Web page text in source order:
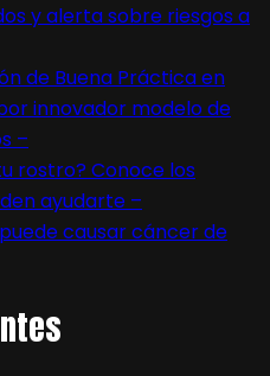
y alerta sobre riesgos a
de Buena Práctica en
innovador modelo de
–
rostro? Conoce los
ayudarte –
causar cáncer de